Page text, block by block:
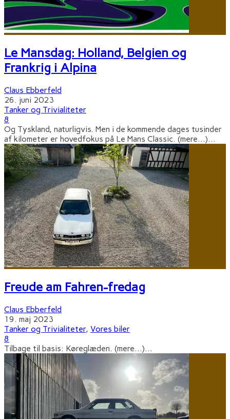
Le Mansdag: Holland, Belgien og
Frankrig i Alpina
Claus Ebberfeld
26. juni 2023
Tanker og Trivialiteter
8
Og Tyskland, naturligvis. Men i de kommende dages tusinder
af kilometer er hovedfokus på Le Mans Classic. (mere…)...
Freude am Fahren-fredag
Claus Ebberfeld
19. maj 2023
Tanker og Trivialiteter, Vores biler
8
Tilbage til basis: Køreglæden. (mere…)...